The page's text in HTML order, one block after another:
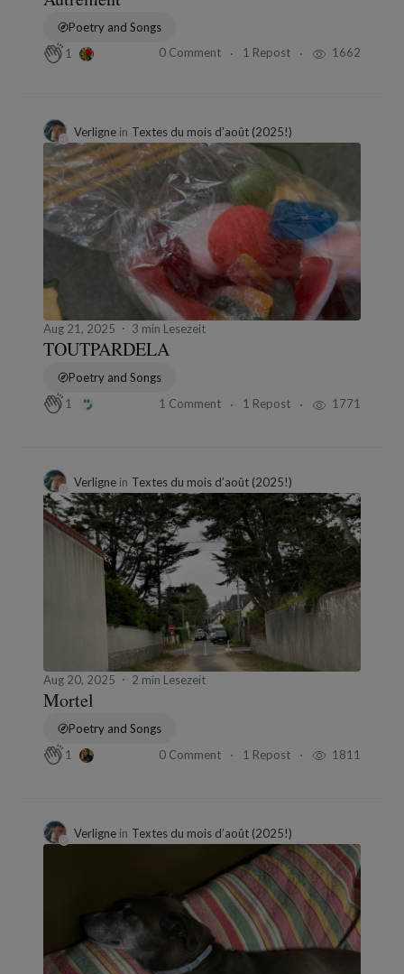
Poetry and Songs
1
0 Comment 1 Repost 1662
Verligne in Textes du mois d’août (2025!)
Aug 21, 2025 3 min Lesezeit
TOUTPARDELA
Poetry and Songs
1
1 Comment 1 Repost 1771
Verligne in Textes du mois d’août (2025!)
Aug 20, 2025 2 min Lesezeit
Mortel
Poetry and Songs
1
0 Comment 1 Repost 1811
Verligne in Textes du mois d’août (2025!)